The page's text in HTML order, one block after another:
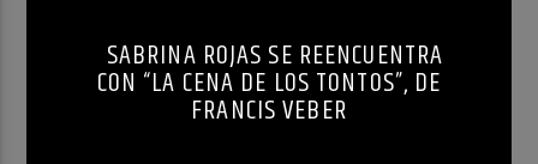
SABRINA ROJAS SE REENCUENTRA
CON “LA CENA DE LOS TONTOS”, DE
FRANCIS VEBER